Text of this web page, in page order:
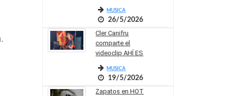
MUSICA
26/5/2026
Cler Canifru
comparte el
videoclip AHÍ ES
MUSICA
19/5/2026
Zapatos en HOT